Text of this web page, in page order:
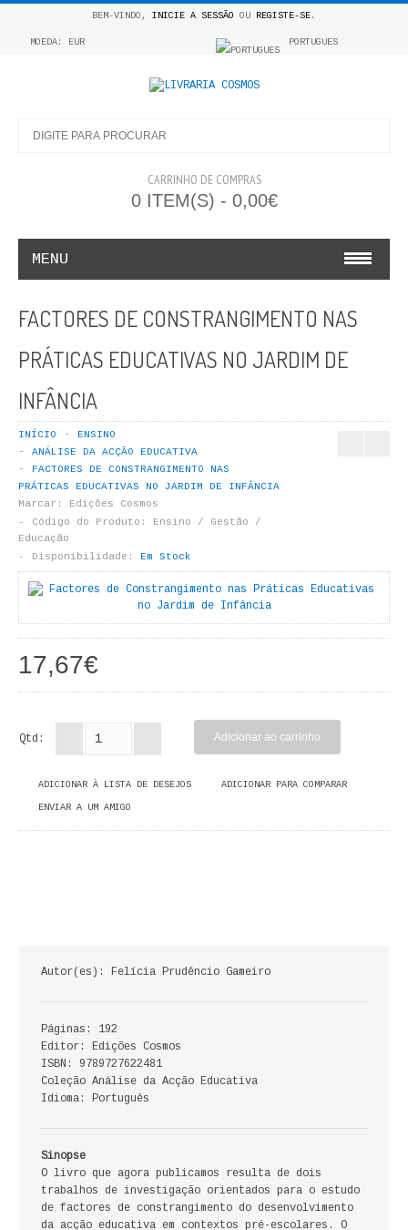
BEM-VINDO, INICIE A SESSÃO OU REGISTE-SE.
MOEDA: EUR PORTUGUES
CARRINHO DE COMPRAS
0 ITEM(S) - 0,00€
MENU
LIVROS DE PINTAR
INFANTO - JUVENIL
ANTROPOLOGIA E SOCIOLOGIA
COLEÇÃO RAÍZES
ARQUITECTURA
ARTE
CADERNOS HUMANITAS
COSMOS DIREITO
ECONOMIA, GESTÃO, CONTABILIDADE
HISTÓRIA
HISTÓRIA DE PORTUGAL
LITERATURA
BIOGRAFIA
FACTORES DE CONSTRANGIMENTO NAS
PRÁTICAS EDUCATIVAS NO JARDIM DE
INFÂNCIA
INÍCIO
ENSINO
ANÁLISE DA ACÇÃO EDUCATIVA
FACTORES DE CONSTRANGIMENTO NAS
PRÁTICAS EDUCATIVAS NO JARDIM DE INFÂNCIA
Marcar:
Edições Cosmos
Código do Produto:
Ensino / Gestão /
Educação
Disponibilidade:
Em Stock
17,67€
Qtd:
ADICIONAR À LISTA DE DESEJOS ADICIONAR PARA COMPARAR
ENVIAR A UM AMIGO
Autor(es): Felícia Prudêncio Gameiro
Páginas: 192
Editor: Edições Cosmos
ISBN: 9789727622481
Coleção Análise da Acção Educativa
Idioma: Português
Sinopse
O livro que agora publicamos resulta de dois
trabalhos de investigação orientados para o estudo
de factores de constrangimento do desenvolvimento
da acção educativa em contextos pré-escolares. O